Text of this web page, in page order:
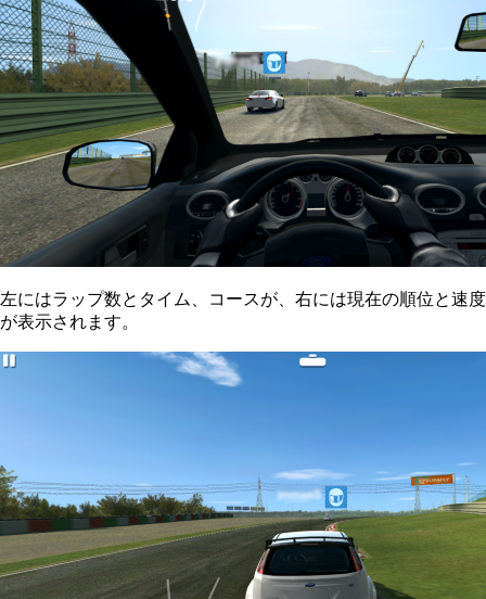
左にはラップ数とタイム、コースが、右には現在の順位と速度
が表示されます。